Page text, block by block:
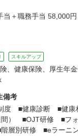
当＋職務手当 58,000
スキルアップ
、健康保険、厚生年
備考
度 ■健康診断 ■健康
間） ■OJT研修 ■フ
層別研修 ■eラーニ